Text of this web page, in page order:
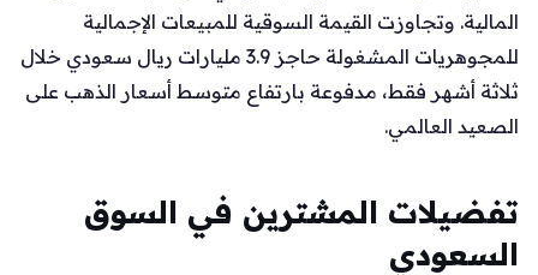
المالية. وتجاوزت القيمة السوقية للمبيعات الإجمالية
للمجوهريات المشغولة حاجز 3.9 مليارات ريال سعودي خلال
ثلاثة أشهر فقط، مدفوعة بارتفاع متوسط أسعار الذهب على
الصعيد العالمي.
تفضيلات المشترين في السوق
السعودي